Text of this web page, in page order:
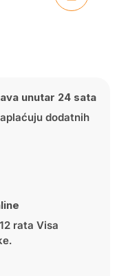
unutar 24 sata
dodatnih
rata Visa